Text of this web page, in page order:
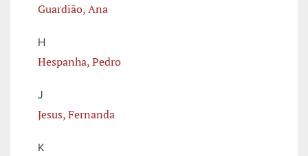
Guardião, Ana
H
Hespanha, Pedro
J
Jesus, Fernanda
K